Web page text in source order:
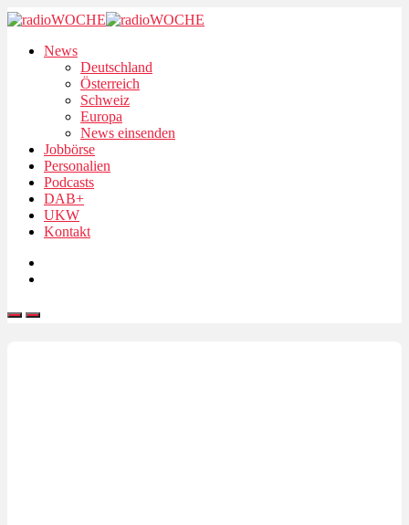
News
Deutschland
Österreich
Schweiz
Europa
News einsenden
Jobbörse
Personalien
Podcasts
DAB+
UKW
Kontakt